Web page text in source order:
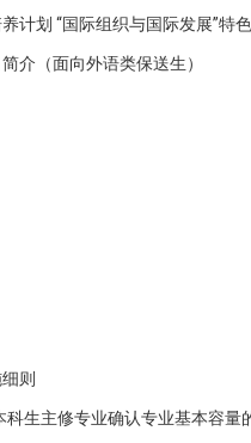
计划 “国际组织与国际发展”特
介（面向外语类保送生）
则
生主修专业确认专业基本容量